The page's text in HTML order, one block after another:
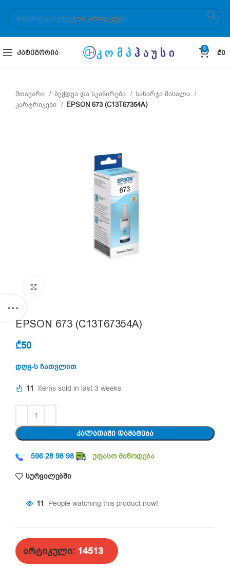
ᲙᲐᲢᲔᲒᲝᲠᲘᲐ
0
₾0
მთავარი ბეჭდვა და სკანირება
სახარჯი მასალა
კარტრიჯები
EPSON 673 (C13T67354A)
EPSON 673 (C13T67354A)
₾50
დღგ-ს ჩათვლით
11 Items sold in last 3 weeks
ᲙᲐᲚᲐᲗᲐᲨᲘ ᲓᲐᲛᲐᲢᲔᲑᲐ
596 28 98 98 უფასო მიწოდება
სურვილებში
11 People watching this product now!
არტიკული: 14513